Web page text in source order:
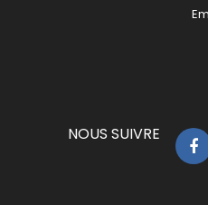
NOUS SUIVRE